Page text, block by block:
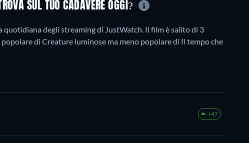
SUL TUO CADAVERE OGGI?
quotidiana degli streaming di JustWatch. Il film è salito di 3
di Creature luminose ma meno popolare di Il tempo che
+47